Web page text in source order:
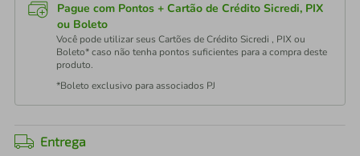
Pague com Pontos + Cartão de Crédito Sicredi, PIX
ou Boleto
Você pode utilizar seus Cartões de Crédito Sicredi , PIX ou
Boleto* caso não tenha pontos suficientes para a compra deste
produto.
*Boleto exclusivo para associados PJ
Entrega